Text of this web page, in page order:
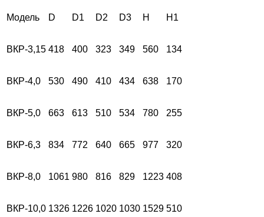
Модель D D1 D2 D3 H H1
ВКР-3,15 418 400 323 349 560 134
ВКР-4,0 530 490 410 434 638 170
ВКР-5,0 663 613 510 534 780 255
ВКР-6,3 834 772 640 665 977 320
ВКР-8,0 1061 980 816 829 1223 408
ВКР-10,0 1326 1226 1020 1030 1529 510